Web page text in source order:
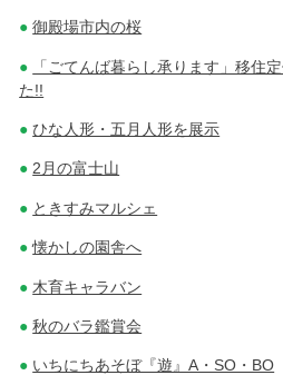
御殿場市内の桜
「ごてんば暮らし承ります」移住
た!!
ひな人形・五月人形を展示
2月の富士山
ときすみマルシェ
懐かしの園舎へ
木育キャラバン
秋のバラ鑑賞会
いちにちあそぼ『遊』A・SO・BO